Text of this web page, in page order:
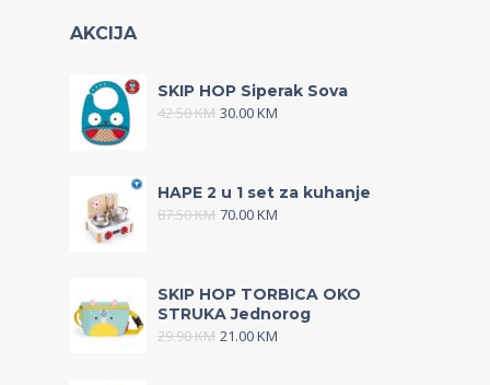
AKCIJA
SKIP HOP Siperak Sova
42.50KM 30.00KM
HAPE 2 u 1 set za kuhanje
87.50KM 70.00KM
SKIP HOP TORBICA OKO
STRUKA Jednorog
29.90KM 21.00KM